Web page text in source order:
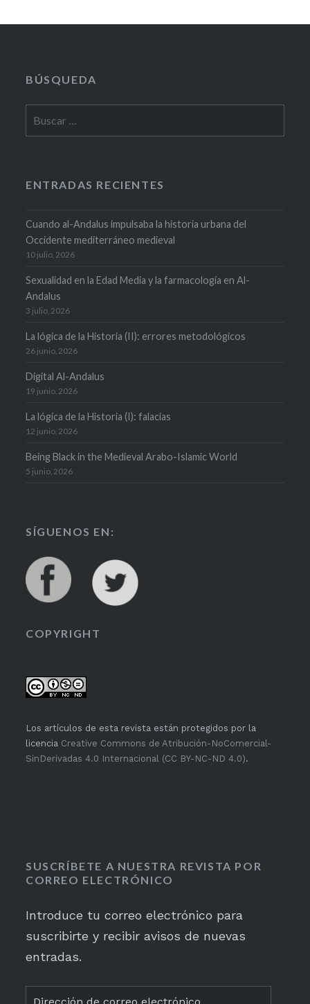
BÚSQUEDA
ENTRADAS RECIENTES
Cuando al-Andalus impulsaba la historia urbana del
Occidente mediterráneo medieval
10 julio, 2026
Sexualidad en la Edad Media y la farmacología en Al-
Andalus
3 julio, 2026
La lógica de la Historia (II): errores metodológicos
26 junio, 2026
Digital Al-Andalus
19 junio, 2026
La lógica de la Historia (I): falacias
12 junio, 2026
Being Black in the Medieval Arabo-Islamic World
5 junio, 2026
SÍGUENOS EN:
COPYRIGHT
Los artículos de esta revista están protegidos por la
licencia Creative Commons de Atribución-NoComercial-
SinDerivadas 4.0 Internacional (CC BY-NC-ND 4.0).
SUSCRÍBETE A NUESTRA REVISTA POR
CORREO ELECTRÓNICO
Introduce tu correo electrónico para
suscribirte y recibir avisos de nuevas
entradas.
Dirección